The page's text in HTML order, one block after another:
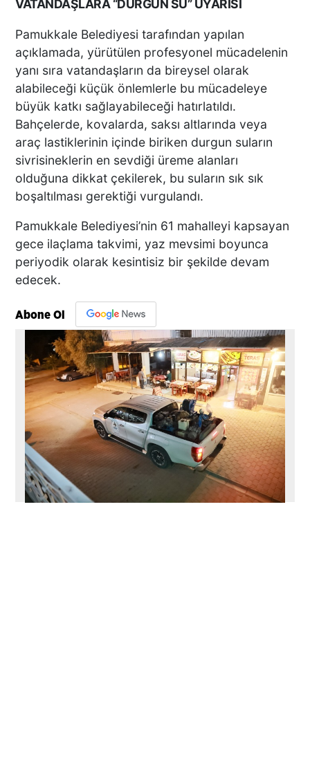
VATANDAŞLARA “DURGUN SU” UYARISI
Pamukkale Belediyesi tarafından yapılan
açıklamada, yürütülen profesyonel mücadelenin
yanı sıra vatandaşların da bireysel olarak
alabileceği küçük önlemlerle bu mücadeleye
büyük katkı sağlayabileceği hatırlatıldı.
Bahçelerde, kovalarda, saksı altlarında veya
araç lastiklerinin içinde biriken durgun suların
sivrisineklerin en sevdiği üreme alanları
olduğuna dikkat çekilerek, bu suların sık sık
boşaltılması gerektiği vurgulandı.
Pamukkale Belediyesi’nin 61 mahalleyi kapsayan
gece ilaçlama takvimi, yaz mevsimi boyunca
periyodik olarak kesintisiz bir şekilde devam
edecek.
Abone Ol